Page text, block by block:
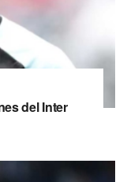
del Inter